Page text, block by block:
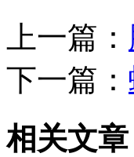
上一篇：
下一篇：
相关文章